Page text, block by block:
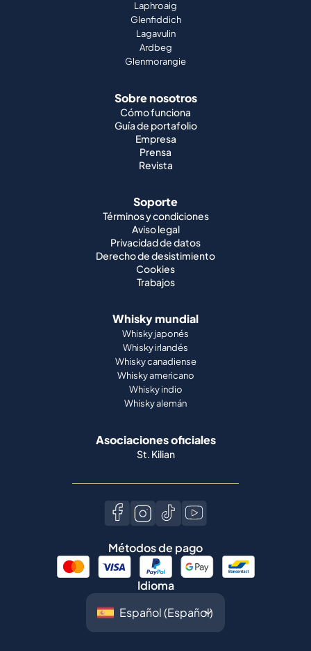
Sobre nosotros
Cómo funciona
Guía de portafolio
Empresa
Revista
Soporte
Términos y condiciones
Aviso legal
Privacidad de datos
Cookies
Trabajos
Whisky mundial
Whisky japonés
Whisky irlandés
Whisky canadiense
Whisky indio
Whisky alemán
Asociaciones oficiales
St. Kilian
Idioma
2026Spiritory. Todos los derechos
reservados